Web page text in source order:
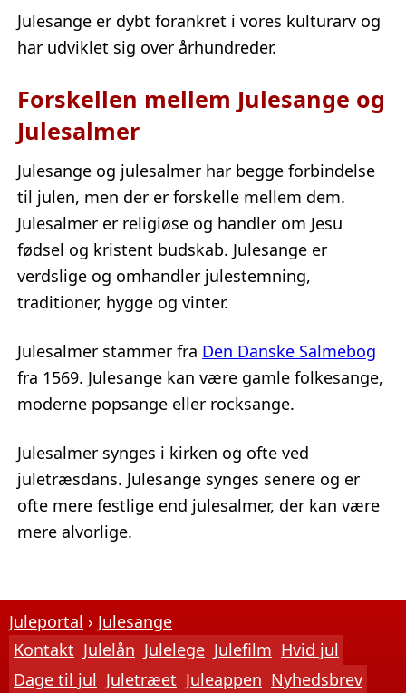
Julesange er dybt forankret i vores kulturarv og
har udviklet sig over århundreder.
Forskellen mellem Julesange og
Julesalmer
Julesange og julesalmer har begge forbindelse
til julen, men der er forskelle mellem dem.
Julesalmer er religiøse og handler om Jesu
fødsel og kristent budskab. Julesange er
verdslige og omhandler julestemning,
traditioner, hygge og vinter.
Julesalmer stammer fra Den Danske Salmebog
fra 1569. Julesange kan være gamle folkesange,
moderne popsange eller rocksange.
Julesalmer synges i kirken og ofte ved
juletræsdans. Julesange synges senere og er
ofte mere festlige end julesalmer, der kan være
mere alvorlige.
Juleportal
Julesange
Kontakt Julelån Julelege Julefilm Hvid jul
Dage til jul Juletræet Juleappen Nyhedsbrev